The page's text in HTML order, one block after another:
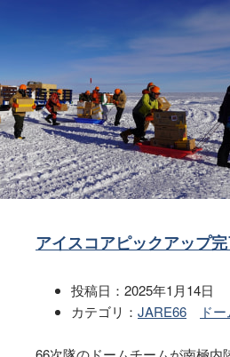
アイスコアピックアップ完
投稿日： 2025年1月14日
カテゴリ： JARE66 ド